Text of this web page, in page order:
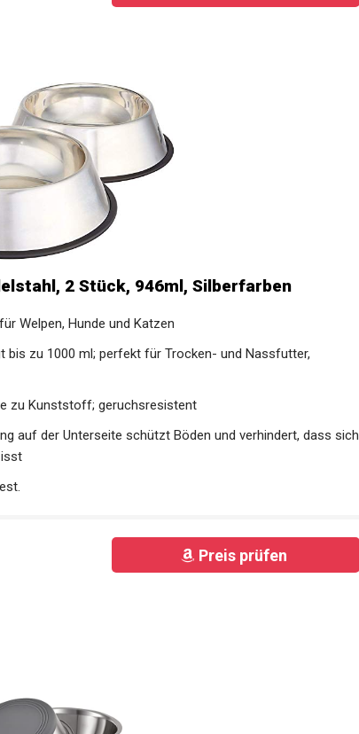
2 Stück, 946ml, Silberfarben
Welpen, Hunde und Katzen
bis zu 1000 ml; perfekt für Trocken- und Nassfutter,
zu Kunststoff; geruchsresistent
auf der Unterseite schützt Böden und verhindert, dass sich
Preis prüfen